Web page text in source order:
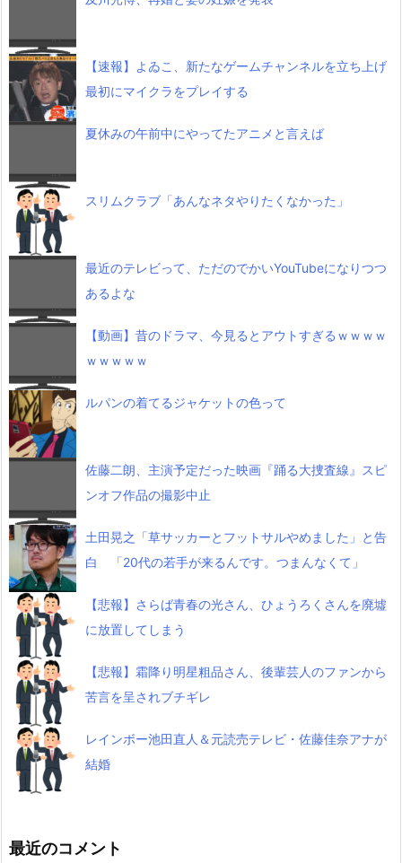
【速報】よゐこ、新たなゲームチャンネルを立ち上げ
最初にマイクラをプレイする
夏休みの午前中にやってたアニメと言えば
スリムクラブ「あんなネタやりたくなかった」
最近のテレビって、ただのでかいYouTubeになりつつ
あるよな
【動画】昔のドラマ、今見るとアウトすぎるｗｗｗｗ
ｗｗｗｗｗ
ルパンの着てるジャケットの色って
佐藤二朗、主演予定だった映画『踊る大捜査線』スピ
ンオフ作品の撮影中止
土田晃之「草サッカーとフットサルやめました」と告
白 「20代の若手が来るんです。つまんなくて」
【悲報】さらば青春の光さん、ひょうろくさんを廃墟
に放置してしまう
【悲報】霜降り明星粗品さん、後輩芸人のファンから
苦言を呈されブチギレ
レインボー池田直人＆元読売テレビ・佐藤佳奈アナが
結婚
最近のコメント